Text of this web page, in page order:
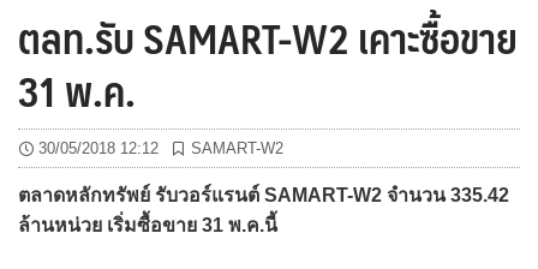
ตลท.รับ SAMART-W2 เคาะซื้อขาย
31 พ.ค.
30/05/2018 12:12 SAMART-W2
ตลาดหลักทรัพย์ รับวอร์แรนต์ SAMART-W2 จำนวน 335.42
ล้านหน่วย เริ่มซื้อขาย 31 พ.ค.นี้